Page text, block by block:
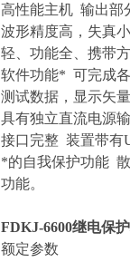
高性能主机 输出部
波形精度高，失真
轻、功能全、携带
软件功能* 可完成
测试数据，显示矢
具有独立直流电源
接口完整 装置带有
*的自我保护功能
功能。
FDKJ-6600继电保
额定参数